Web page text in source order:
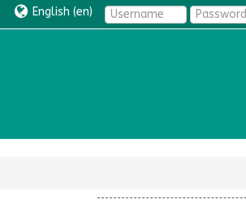
English ‎(en)‎